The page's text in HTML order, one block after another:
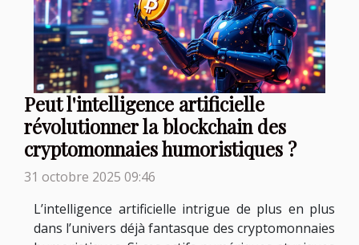
Peut l'intelligence artificielle
révolutionner la blockchain des
cryptomonnaies humoristiques ?
31 octobre 2025 09:46
L’intelligence artificielle intrigue de plus en plus
dans l’univers déjà fantasque des cryptomonnaies